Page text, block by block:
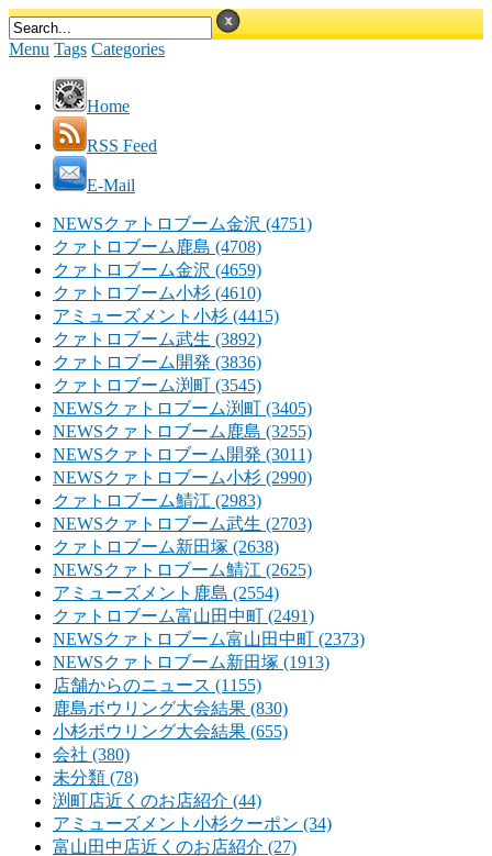
Menu Tags Categories
Home
RSS Feed
E-Mail
NEWSクァトロブーム金沢 (4751)
クァトロブーム鹿島 (4708)
クァトロブーム金沢 (4659)
クァトロブーム小杉 (4610)
アミューズメント小杉 (4415)
クァトロブーム武生 (3892)
クァトロブーム開発 (3836)
クァトロブーム渕町 (3545)
NEWSクァトロブーム渕町 (3405)
NEWSクァトロブーム鹿島 (3255)
NEWSクァトロブーム開発 (3011)
NEWSクァトロブーム小杉 (2990)
クァトロブーム鯖江 (2983)
NEWSクァトロブーム武生 (2703)
クァトロブーム新田塚 (2638)
NEWSクァトロブーム鯖江 (2625)
アミューズメント鹿島 (2554)
クァトロブーム富山田中町 (2491)
NEWSクァトロブーム富山田中町 (2373)
NEWSクァトロブーム新田塚 (1913)
店舗からのニュース (1155)
鹿島ボウリング大会結果 (830)
小杉ボウリング大会結果 (655)
会社 (380)
未分類 (78)
渕町店近くのお店紹介 (44)
アミューズメント小杉クーポン (34)
富山田中店近くのお店紹介 (27)